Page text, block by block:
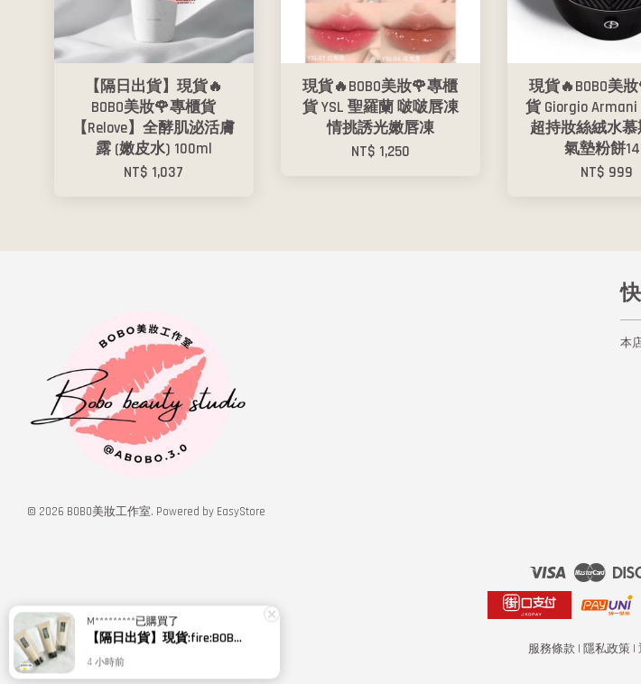
【隔日出貨】現貨🔥
BOBO美妝🌹專櫃貨
【Relove】全酵肌泌活膚
露 (嫩皮水) 100ml
NT$ 1,037
現貨🔥BOBO美妝🌹專櫃
貨 YSL 聖羅蘭 啵啵唇凍
情挑誘光嫩唇凍
NT$ 1,250
現貨🔥BOBO美
貨 Giorgio
超持妝絲絨水
氣墊粉餅
NT$ 999
© 2026 BOBO美妝工作室. Powered by EasyStore
本
Visa Master
服務條款 | 隱私政策 |
M*********已購買了
【隔日出貨】現貨:fire:BOBO美妝:rose:專櫃貨 植村秀 無極限超持久輕粉底 小方瓶PLUS 664 5ml
4 小時前